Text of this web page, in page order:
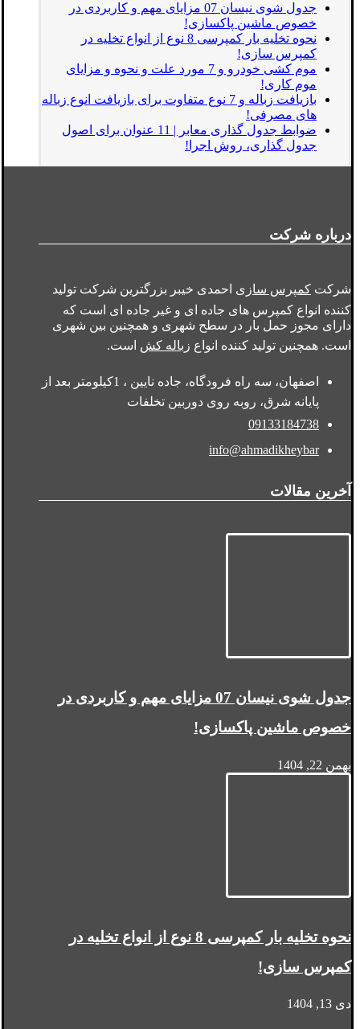
جدول شوی نیسان 07 مزایای مهم و کاربردی در
خصوص ماشین پاکسازی!
نحوه تخلیه بار کمپرسی 8 نوع از انواع تخلیه در
کمپرس سازی!
موم کشی خودرو و 7 مورد علت و نحوه و مزایای
موم کاری!
بازیافت زباله و 7 نوع متفاوت برای بازیافت انوع زباله
های مصرفی!
ضوابط جدول گذاری معابر | 11 عنوان برای اصول
جدول گذاری، روش اجرا!
درباره شرکت
شرکت کمپرس سازی احمدی خیبر بزرگترین شرکت تولید
کننده انواع کمپرس های جاده ای و غیر جاده ای است که
دارای مجوز حمل بار در سطح شهری و همچنین بین شهری
است. همچنین تولید کننده انواع زباله کش است.
اصفهان، سه راه فرودگاه، جاده نایین ، 1کیلومتر بعد از
پایانه شرق، روبه روی دوربین تخلفات
09133184738
info@ahmadikheybar
آخرین مقالات
جدول شوی نیسان 07 مزایای مهم و کاربردی در
خصوص ماشین پاکسازی!
بهمن 22, 1404
نحوه تخلیه بار کمپرسی 8 نوع از انواع تخلیه در
کمپرس سازی!
دی 13, 1404